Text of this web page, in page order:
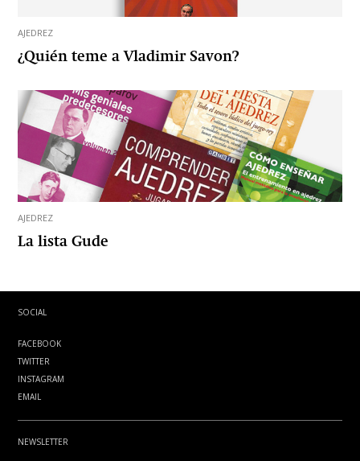
AJEDREZ
¿Quién teme a Vladimir Savon?
AJEDREZ
La lista Gude
SOCIAL
FACEBOOK
TWITTER
INSTAGRAM
EMAIL
NEWSLETTER